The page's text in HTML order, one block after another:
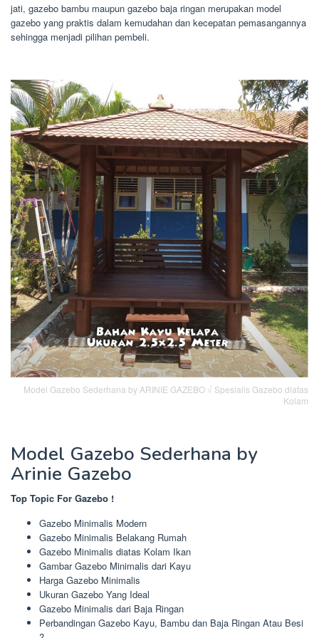
jati, gazebo bambu maupun gazebo baja ringan merupakan model
gazebo yang praktis dalam kemudahan dan kecepatan pemasangannya
sehingga menjadi pilihan pembeli.
Model Gazebo Sederhana by ARINIE GAZEBO √ Spesialis Gazebo diatas
Kolam
Model Gazebo Sederhana by
Arinie Gazebo
Top Topic For Gazebo !
Gazebo Minimalis Modern
Gazebo Minimalis Belakang Rumah
Gazebo Minimalis diatas Kolam Ikan
Gambar Gazebo Minimalis dari Kayu
Harga Gazebo Minimalis
Ukuran Gazebo Yang Ideal
Gazebo Minimalis dari Baja Ringan
Perbandingan Gazebo Kayu, Bambu dan Baja Ringan Atau Besi